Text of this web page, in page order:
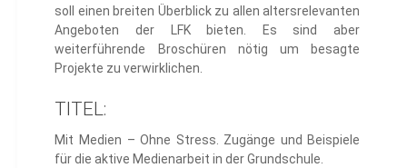
soll einen breiten Überblick zu allen altersrelevanten
Angeboten der LFK bieten. Es sind aber
weiterführende Broschüren nötig um besagte
Projekte zu verwirklichen.
TITEL:
Mit Medien – Ohne Stress. Zugänge und Beispiele
für die aktive Medienarbeit in der Grundschule.